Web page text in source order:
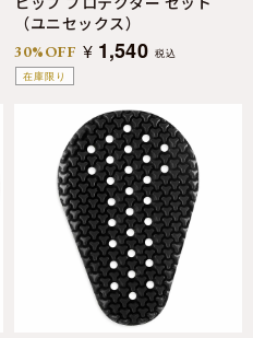
在庫限り
（ユニセックス）
30%OFF ¥ 1,540 税込